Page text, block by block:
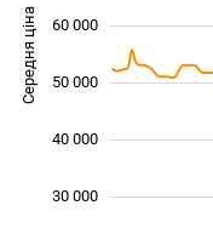
Середня ціна
30 000
40 000
50 000
60 000